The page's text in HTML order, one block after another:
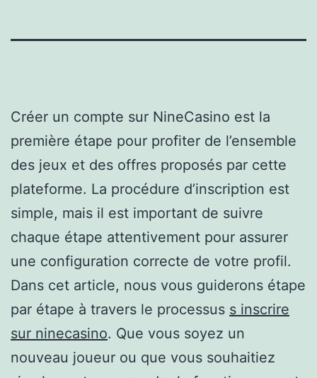
Créer un compte sur NineCasino est la
première étape pour profiter de l’ensemble
des jeux et des offres proposés par cette
plateforme. La procédure d’inscription est
simple, mais il est important de suivre
chaque étape attentivement pour assurer
une configuration correcte de votre profil.
Dans cet article, nous vous guiderons étape
par étape à travers le processus s inscrire
sur ninecasino. Que vous soyez un
nouveau joueur ou que vous souhaitiez